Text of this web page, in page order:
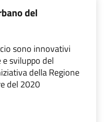
del
sono innovativi
sviluppo del
della Regione
del 2020